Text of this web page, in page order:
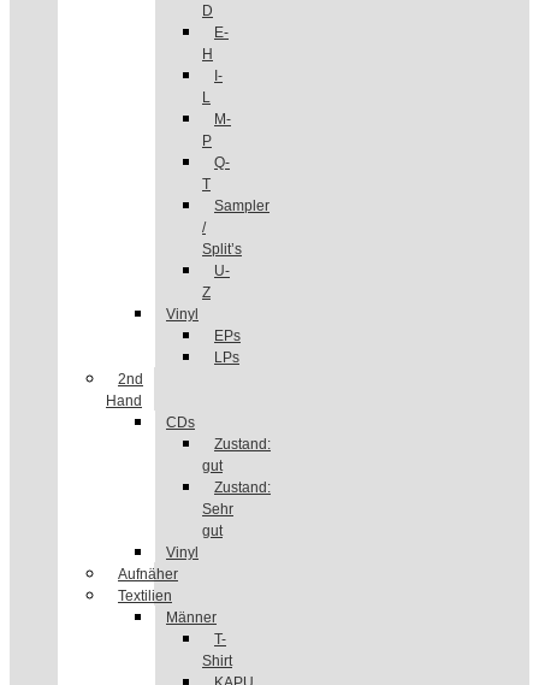
D
E-
H
I-
L
M-
P
Q-
T
Sampler
/
Split’s
U-
Z
Vinyl
EPs
LPs
2nd
Hand
CDs
Zustand:
gut
Zustand:
Sehr
gut
Vinyl
Aufnäher
Textilien
Männer
T-
Shirt